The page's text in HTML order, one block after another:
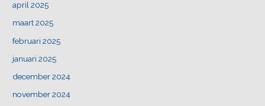
april 2025
maart 2025
februari 2025
januari 2025
december 2024
november 2024